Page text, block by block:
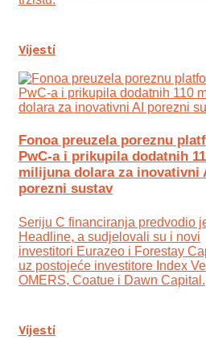
Vijesti
Fonoa preuzela poreznu
PwC-a i prikupila dodatnih
milijuna dolara za inovativni
porezni sustav
Seriju C financiranja predvodio
Headline, a sudjelovali su i novi
investitori Eurazeo i Forestay
uz postojeće investitore Index
OMERS, Coatue i Dawn Capital.
Vijesti